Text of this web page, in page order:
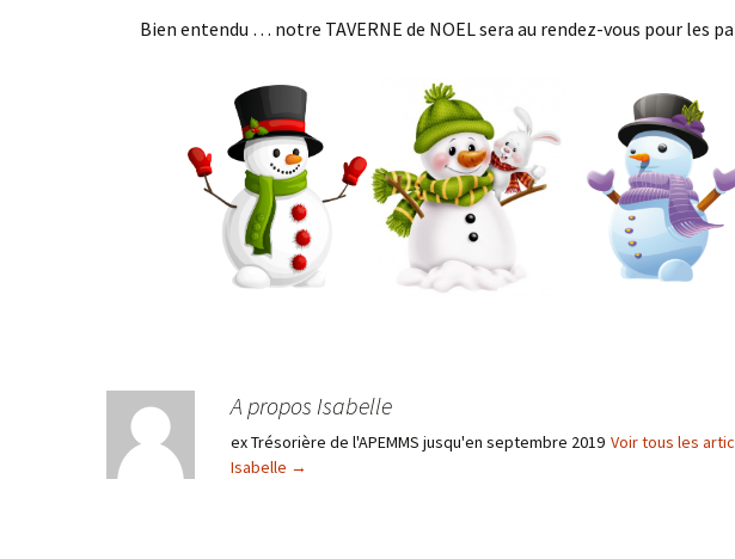
Bien entendu … notre TAVERNE de NOEL sera au rendez-vous pour les
A propos Isabelle
ex Trésorière de l'APEMMS jusqu'en septembre 2019 Voir tous les
Isabelle →